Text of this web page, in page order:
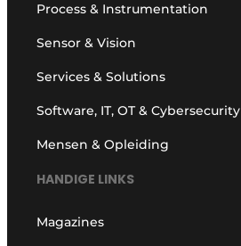
Process & Instrumentation
Sensor & Vision
Services & Solutions
Software, IT, OT & Cybersecurity
Mensen & Opleiding
HANDIGE LINKS
Magazines